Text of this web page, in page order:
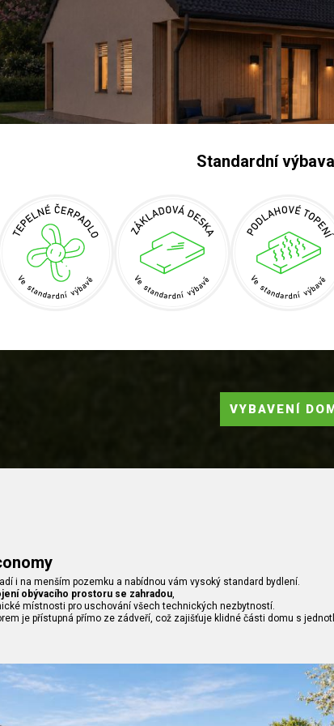
Standardní
VYBAVENÍ
i na menším pozemku a nabídnou vám vysoký standard bydlení.
obývacího prostoru se zahradou,
místnosti pro uschování všech technických nezbytností.
je přístupná přímo ze zádveří, což zajišťuje klidné části domu s